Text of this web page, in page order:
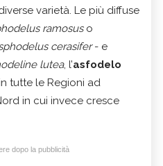
varietà. Le più diffuse
ramosuso
cerasifer- e
lutea, l’asfodelo
tutte le Regioni ad
in cui invece cresce
dopo la pubblicità